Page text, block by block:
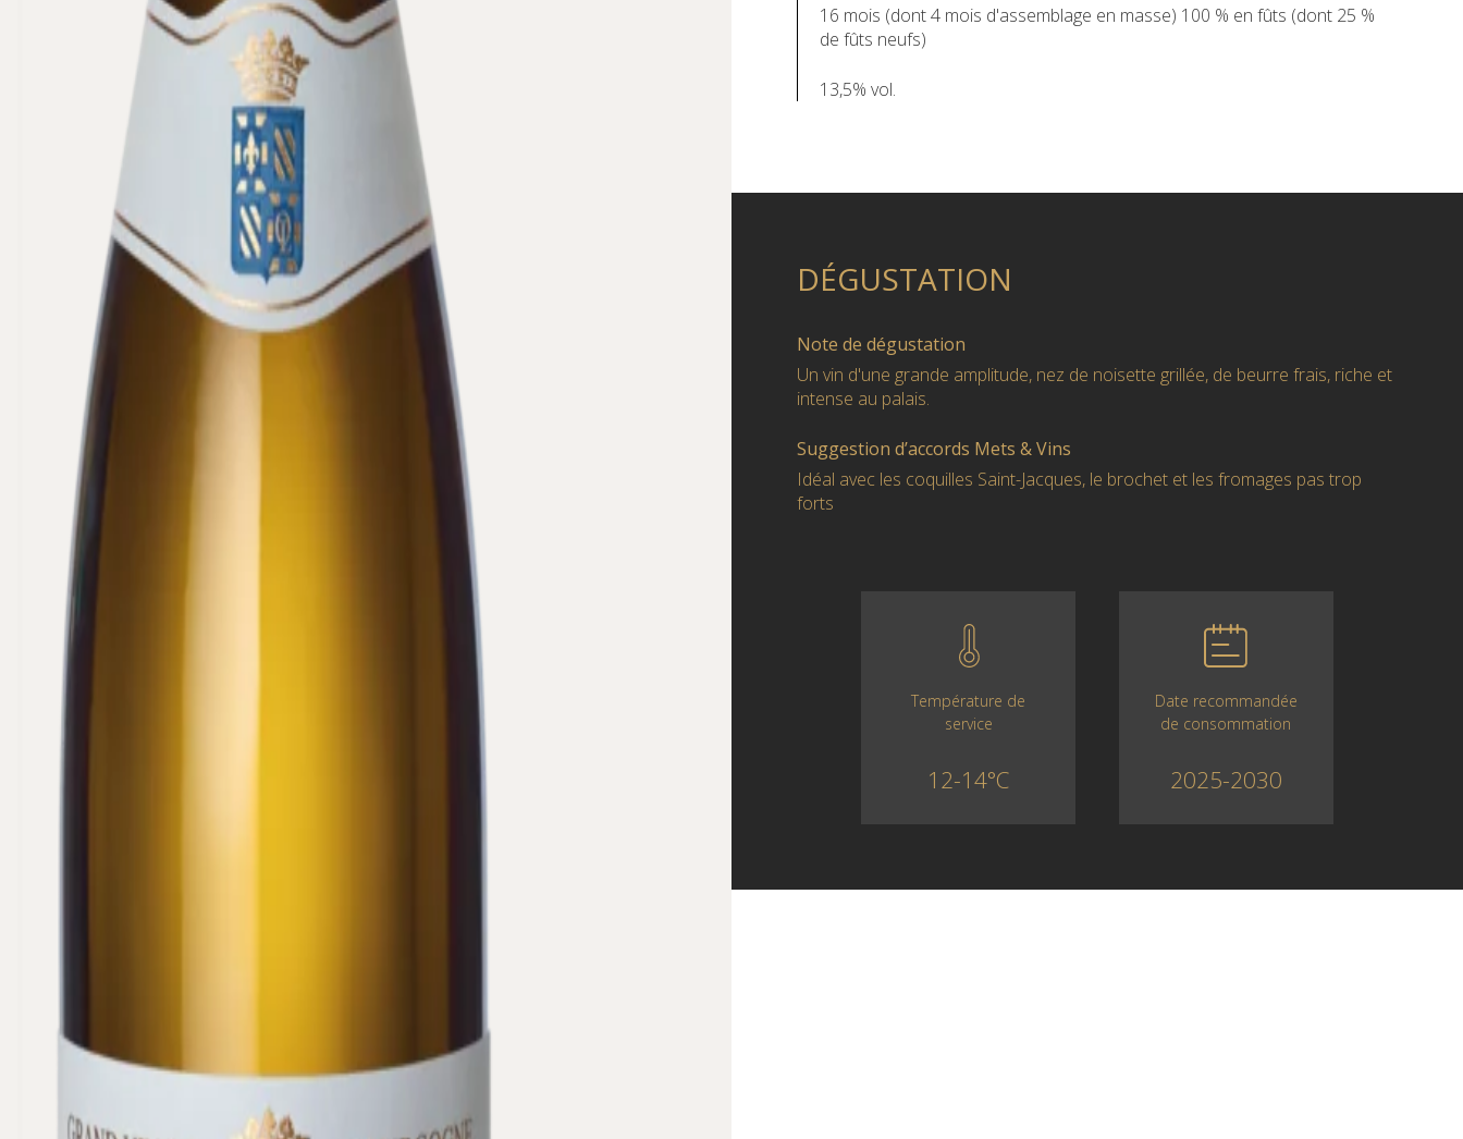
16 mois (dont 4 mois d'assemblage en masse) 100 % en fûts (dont 25 %
de fûts neufs)
13,5% vol.
DÉGUSTATION
Note de dégustation
Un vin d'une grande amplitude, nez de noisette grillée, de beurre frais, riche et
intense au palais.
Suggestion d’accords Mets & Vins
Idéal avec les coquilles Saint-Jacques, le brochet et les fromages pas trop
forts
Température de
service
12-14°C
Date recommandée
de consommation
2025-2030